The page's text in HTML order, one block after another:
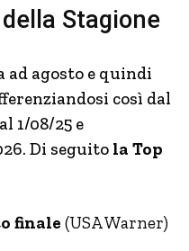
Stagione
ad agosto e quindi
così dal
1/08/25 e
Di seguito la Top
finale (USA Warner)